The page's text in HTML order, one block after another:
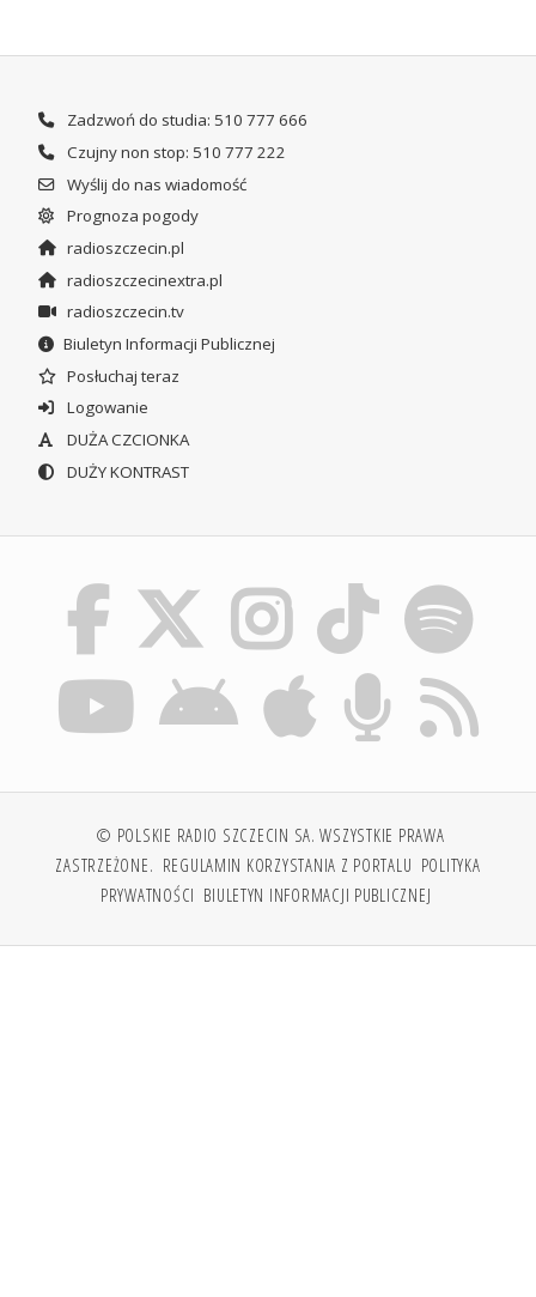
Zadzwoń do studia: 510 777 666
Czujny non stop: 510 777 222
Wyślij do nas wiadomość
Prognoza pogody
radioszczecin.pl
radioszczecinextra.pl
radioszczecin.tv
Biuletyn Informacji Publicznej
Posłuchaj teraz
Logowanie
DUŻA CZCIONKA
DUŻY KONTRAST
© POLSKIE RADIO SZCZECIN SA. WSZYSTKIE PRAWA
ZASTRZEŻONE. REGULAMIN KORZYSTANIA Z PORTALU POLITYKA
PRYWATNOŚCI BIULETYN INFORMACJI PUBLICZNEJ